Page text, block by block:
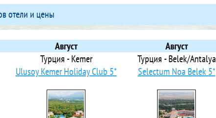
3* Ada Dreams
Apts Ada Dreams City
4* Ada Julian Marmaris
4* Ada Newday Resort Hotel
4* Ada Port Hotel - Adults Only
3* Adaburnu Golmar Hotel
4* Adalin Resort Hotel
5* Adalya Artside
отели и цены
Август
Турция - Kemer
Ulusoy Kemer Holiday Club 5*
Август
Турция - Belek/Antalya
Selectum Noa Belek 5*